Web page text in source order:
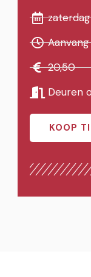
20,50
Deuren
KOOP